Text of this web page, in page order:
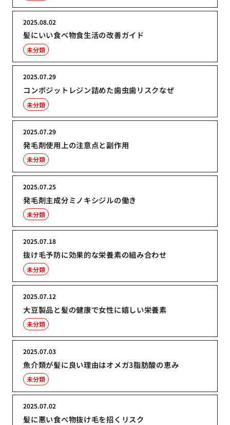
髪にいい食べ物食生活の改善ガイド
2025.08.02
未分類
コンポジットレジン詰めた歯虫歯リスクなぜ
2025.07.29
未分類
発毛剤使用上の注意点と副作用
2025.07.29
未分類
発毛剤主成分ミノキシジルの働き
2025.07.25
未分類
抜け毛予防に効果的な栄養素の組み合わせ
2025.07.18
未分類
大豆製品と髪の健康で女性に嬉しい栄養素
2025.07.12
未分類
魚介類が髪に良い理由はオメガ3脂肪酸の恵み
2025.07.03
未分類
髪に悪い食べ物抜け毛を招くリスク
2025.07.02